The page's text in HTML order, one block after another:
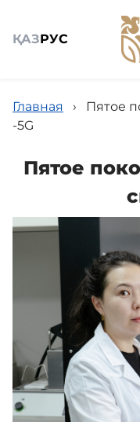
ҚАЗРУС
Общие сведения
Новости МЦ УДП
Кадровое
Государственные
Контакты
Главная ›
Пятое
-5G
Пятое